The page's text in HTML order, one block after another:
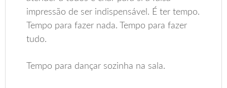
impressão de ser indispensável. É ter tempo.
Tempo para fazer nada. Tempo para fazer
tudo.
Tempo para dançar sozinha na sala.